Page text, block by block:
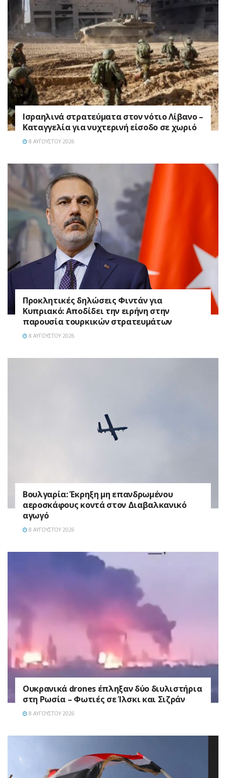
Ισραηλινά στρατεύματα στον νότιο Λίβανο –
Καταγγελία για νυχτερινή είσοδο σε χωριό
8 ΑΥΓΟΎΣΤΟΥ 2026
Προκλητικές δηλώσεις Φιντάν για
Κυπριακό: Αποδίδει την ειρήνη στην
παρουσία τουρκικών στρατευμάτων
8 ΑΥΓΟΎΣΤΟΥ 2026
Βουλγαρία: Έκρηξη μη επανδρωμένου
αεροσκάφους κοντά στον Διαβαλκανικό
αγωγό
8 ΑΥΓΟΎΣΤΟΥ 2026
Ουκρανικά drones έπληξαν δύο διυλιστήρια
στη Ρωσία – Φωτιές σε Ίλσκι και Σιζράν
8 ΑΥΓΟΎΣΤΟΥ 2026